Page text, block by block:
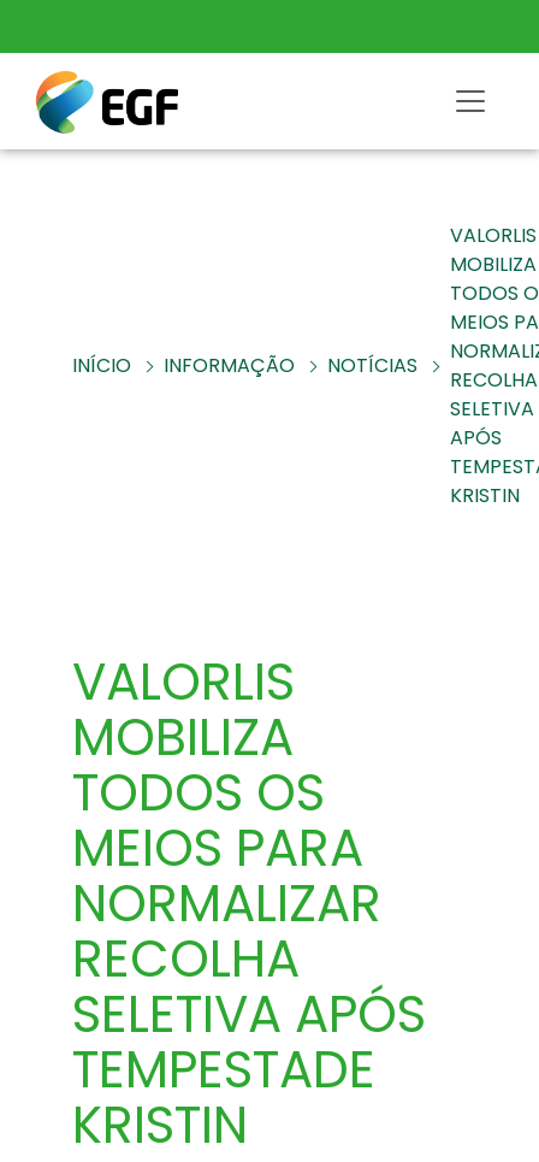
INÍCIO INFORMAÇÃO NOTÍCIAS
VALORLIS
MOBILIZA
TODOS
MEIOS
RECOLHA
SELETIVA
APÓS
KRISTIN
VALORLIS
MOBILIZA
TODOS OS
MEIOS PARA
NORMALIZAR
RECOLHA
SELETIVA APÓS
TEMPESTADE
KRISTIN